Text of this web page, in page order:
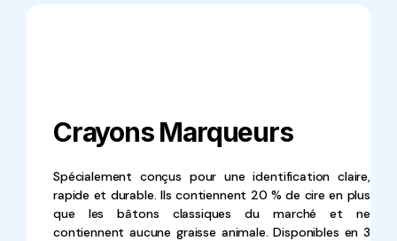
Crayons Marqueurs
Spécialement conçus pour une identification claire,
rapide et durable. Ils contiennent 20 % de cire en plus
que les bâtons classiques du marché et ne
contiennent aucune graisse animale. Disponibles en 3